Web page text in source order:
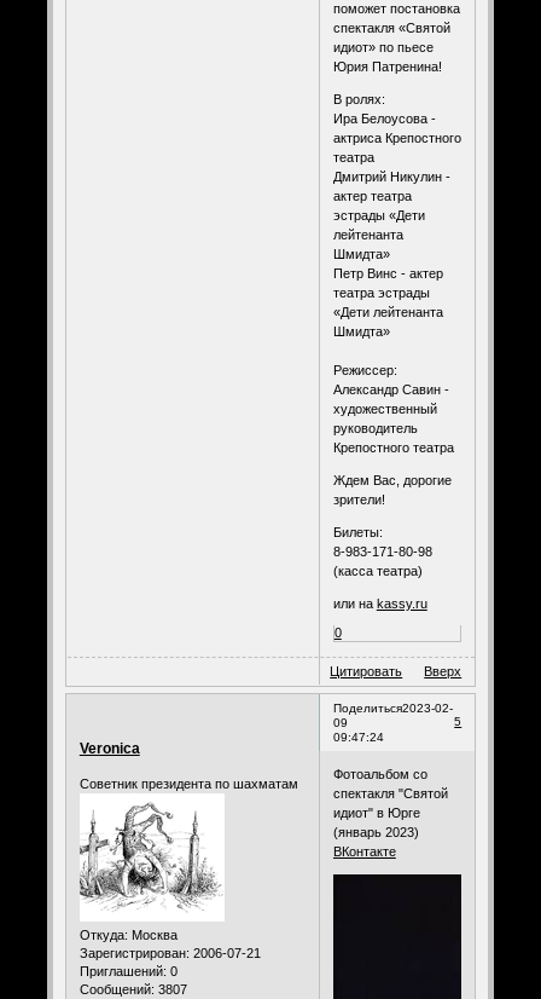
поможет постановка
спектакля «Святой
идиот» по пьесе
Юрия Патренина!
В ролях:
Ира Белоусова -
актриса Крепостного
театра
Дмитрий Никулин -
актер театра
эстрады «Дети
лейтенанта
Шмидта»
Петр Винс - актер
театра эстрады
«Дети лейтенанта
Шмидта»
Режиссер:
Александр Савин -
художественный
руководитель
Крепостного театра
Ждем Вас, дорогие
зрители!
Билеты:
8-983-171-80-98
(касса театра)
или на kassy.ru
0
Цитировать Вверх
Поделиться
5
2023-02-
09
09:47:24
Veronica
Советник президента по шахматам
Откуда: Москва
Зарегистрирован: 2006-07-21
Приглашений: 0
Сообщений: 3807
Фотоальбом со
спектакля "Святой
идиот" в Юрге
(январь 2023)
ВКонтакте